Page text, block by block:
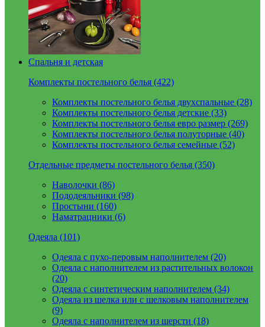
Спальня и детская
Комплекты постельного белья (422)
Комплекты постельного белья двухспальные (28)
Комплекты постельного белья детские (33)
Комплекты постельного белья евро размер (269)
Комплекты постельного белья полуторные (40)
Комплекты постельного белья семейные (52)
Отдельные предметы постельного белья (350)
Наволочки (86)
Пододеяльники (98)
Простыни (160)
Наматрацники (6)
Одеяла (101)
Одеяла с пухо-перовым наполнителем (20)
Одеяла с наполнителем из растительных волокон
(20)
Одеяла с синтетическим наполнителем (34)
Одеяла из шелка или с шелковым наполнителем
(9)
Одеяла с наполнителем из шерсти (18)